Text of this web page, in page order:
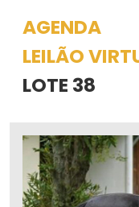
AGENDA
LEILÃO
LOTE 38